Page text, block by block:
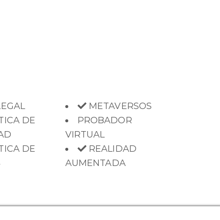
DE
DE
METAVERSOS
PROBADOR
VIRTUAL
REALIDAD
AUMENTADA